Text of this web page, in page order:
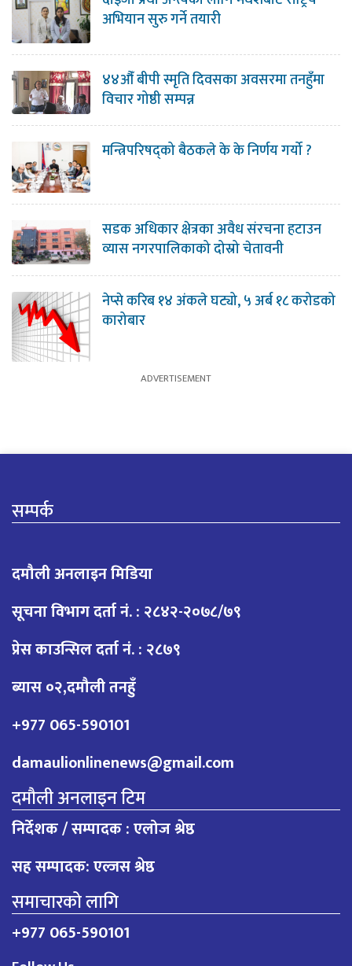
अभियान सुरु गर्ने तयारी
४४औँ बीपी स्मृति दिवसका अवसरमा तनहुँमा
विचार गोष्ठी सम्पन्न
मन्त्रिपरिषद्को बैठकले के के निर्णय गर्यो ?
सडक अधिकार क्षेत्रका अवैध संरचना हटाउन
व्यास नगरपालिकाको दोस्रो चेतावनी
नेप्से करिब १४ अंकले घट्यो, ५ अर्ब १८ करोडको
कारोबार
सम्पर्क
दमौली अनलाइन मिडिया
सूचना विभाग दर्ता नं. : २८४२-२०७८/७९
प्रेस काउन्सिल दर्ता नं. : २८७९
ब्यास ०२,दमौली तनहुँ
+977 065-590101
damaulionlinenews@gmail.com
दमौली अनलाइन टिम
निर्देशक / सम्पादक : एलोज श्रेष्ठ
सह सम्पादक: एल्जस श्रेष्ठ
समाचारको लागि
+977 065-590101